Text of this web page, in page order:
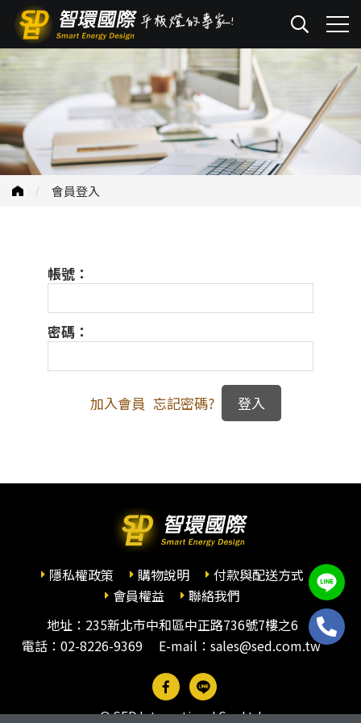
會員登入
帳號：
密碼：
加入會員 忘記密碼?
隱私權政策 購物說明
付款與配送方式
會員權益
聯絡我們
地址：235新北市中和區中正路736號7樓之6
電話： 02-8226-9369 E-mail：sales@sed.com.tw
© SED International Co., Ltd